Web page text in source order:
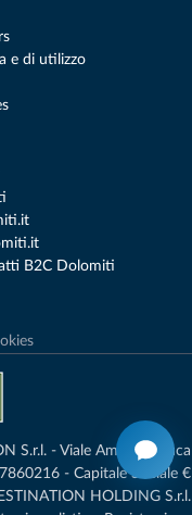
e di utilizzo
B2C Dolomiti
S.r.l. - Viale Amedeo Duca
- Capitale Sociale €
HOLDING S.r.l.